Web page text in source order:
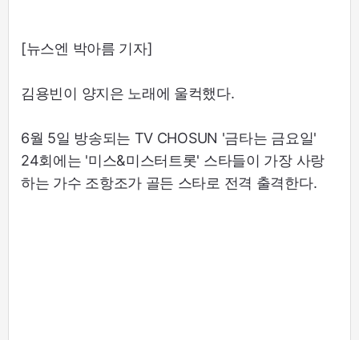
[뉴스엔 박아름 기자]
김용빈이 양지은 노래에 울컥했다.
6월 5일 방송되는 TV CHOSUN '금타는 금요일'
24회에는 '미스&미스터트롯' 스타들이 가장 사랑
하는 가수 조항조가 골든 스타로 전격 출격한다.